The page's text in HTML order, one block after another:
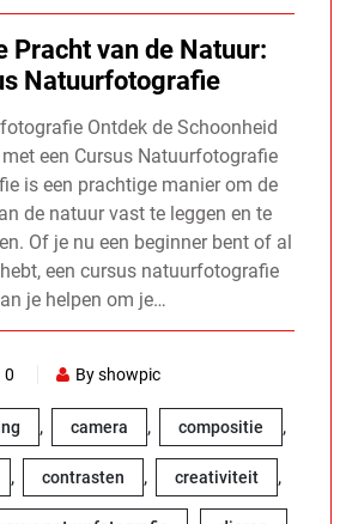
Pracht van de Natuur:
Natuurfotografie
Ontdek de Schoonheid
een Cursus Natuurfotografie
is een prachtige manier om de
de natuur vast te leggen en te
Of je nu een beginner bent of al
een cursus natuurfotografie
je helpen om je…
0 By showpic
, camera , compositie ,
, contrasten , creativiteit ,